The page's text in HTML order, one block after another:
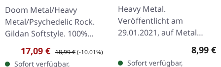
Doom Metal/Heavy
Metal/Psychedelic Rock.
Gildan Softstyle. 100%
Baumwolle. Druck auf
Vorderseite.
Verkaufspreis:
17,09 € Regulärer Preis:
18,99 €(-10.01%)
Sofort verfügbar,
Heavy Metal.
Veröffentlicht am
29.01.2021, auf Metal
Blade Records. Schwarze
7" Vinyl, limitiert auf 222
8,99 €
Sofort verfügbar,